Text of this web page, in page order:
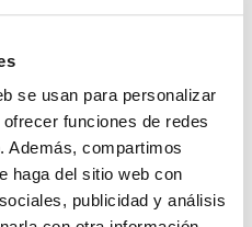
se usan para personalizar
funciones de redes
Además, compartimos
haga del sitio web con
publicidad y análisis